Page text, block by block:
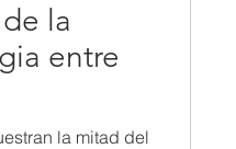
la
entre
la mitad del